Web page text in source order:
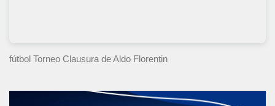
fútbol Torneo Clausura de Aldo Florentin